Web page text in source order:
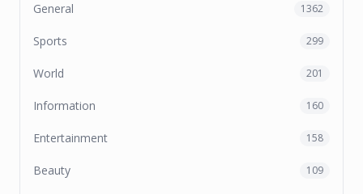
General 1362
Sports 299
World 201
Information 160
Entertainment 158
Beauty 109